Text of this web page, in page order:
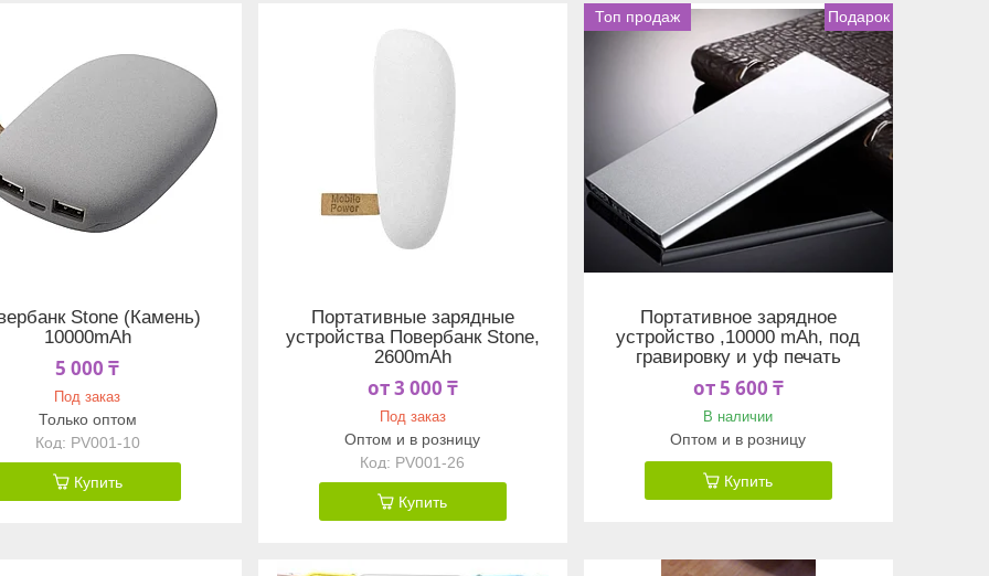
Stone (Камень)
10000mAh
5 000 ₸
Под заказ
Только оптом
PV001-10
Купить
Портативные зарядные
устройства Повербанк Stone,
2600mAh
от 3 000 ₸
Под заказ
Оптом и в розницу
PV001-26
Купить
Топ продаж Подарок
Портативное зарядное
устройство ,10000 mAh, под
гравировку и уф печать
от 5 600 ₸
В наличии
Оптом и в розницу
Купить